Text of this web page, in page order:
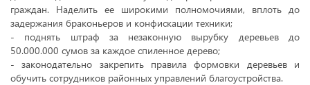
граждан. Наделить ее широкими полномочиями, вплоть до
задержания браконьеров и конфискации техники;
- поднять штраф за незаконную вырубку деревьев до
50.000.000 сумов за каждое спиленное дерево;
- законодательно закрепить правила формовки деревьев и
обучить сотрудников районных управлений благоустройства.